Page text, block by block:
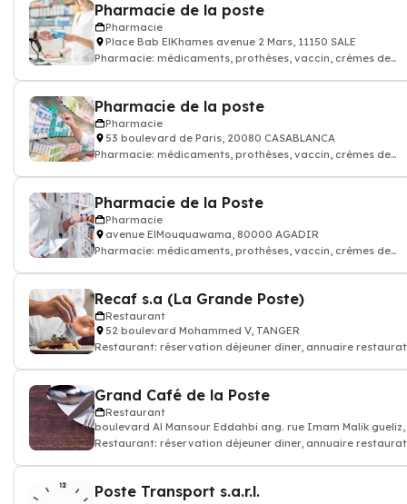
Pharmacie de la poste
Pharmacie
Place Bab ElKhames avenue 2 Mars, 11150 SALE
Pharmacie: médicaments, prothèses, vaccin, crèmes de
Pharmacie de la poste
Pharmacie
53 boulevard de Paris, 20080 CASABLANCA
Pharmacie: médicaments, prothèses, vaccin, crèmes de
Pharmacie de la Poste
Pharmacie
avenue ElMouquawama, 80000 AGADIR
Pharmacie: médicaments, prothèses, vaccin, crèmes de
Recaf s.a (La Grande Poste)
Restaurant
52 boulevard Mohammed V, TANGER
Restaurant: réservation déjeuner dîner, annuaire
Grand Café de la Poste
Restaurant
boulevard Al Mansour Eddahbi ang. rue Imam Malik gueliz,
Restaurant: réservation déjeuner dîner, annuaire
Poste Transport s.a.r.l.